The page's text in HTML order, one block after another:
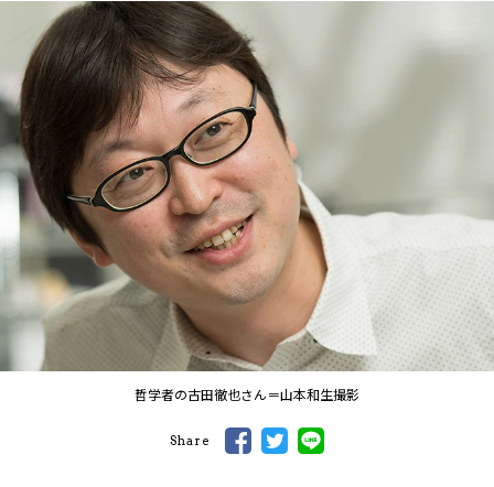
哲学者の古田徹也さん＝山本和生撮影
Share